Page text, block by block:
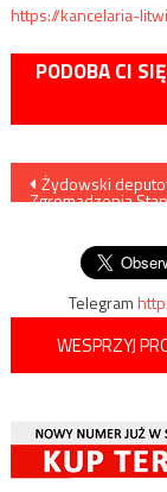
https://kancelaria-
PODOBA CI
wpisu
Żydowski
Zgromadzenia
Telegram
WESPRZYJ